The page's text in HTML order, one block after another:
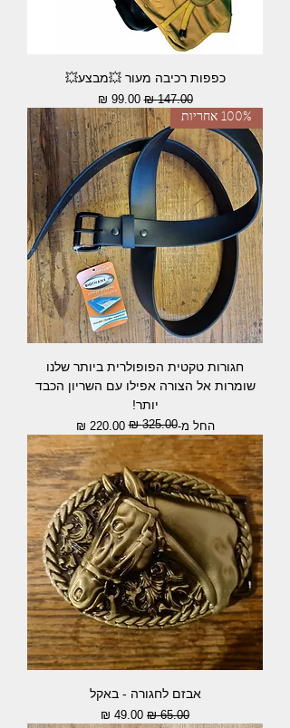
כפפות רכיבה מעור 💥מבצע💥
מחיר רגיל‏147.00 ‏₪ מחיר מבצע‏99.00 ‏₪
100% אחריות
חגורות טקטית הפופולרית ביותר שלנו
שומרות אל הצורה אפילו עם השריון הכבד
יותר!
החל מ-
מחיר רגיל
‏325.00 ‏₪
‏220.00 ‏₪ מחיר מבצע
אבזם לחגורה - באקל
מחיר רגילמחיר מבצע